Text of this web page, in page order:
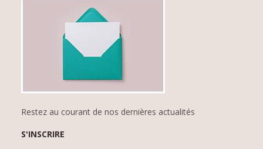
Restez au courant de nos dernières actualités
S'INSCRIRE